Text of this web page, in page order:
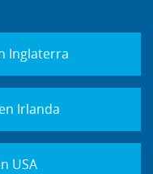
Inglaterra
Irlanda
USA